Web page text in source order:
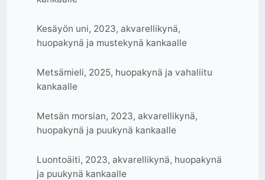
Kesäyön uni, 2023, akvarellikynä,
huopakynä ja mustekynä kankaalle
Metsämieli, 2025, huopakynä ja vahaliitu
kankaalle
Metsän morsian, 2023, akvarellikynä,
huopakynä ja puukynä kankaalle
Luontoäiti, 2023, akvarellikynä, huopakynä
ja puukynä kankaalle